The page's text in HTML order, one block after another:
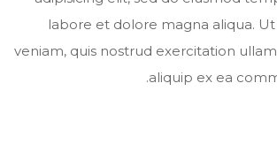
labore et dolore magna aliqua.
veniam, quis nostrud exercitation
aliquip ex ea